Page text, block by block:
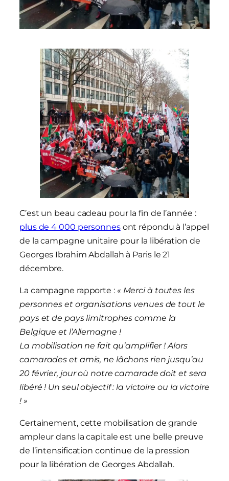
C’est un beau cadeau pour la fin de l’année :
plus de 4 000 personnesont répondu à l’appel
de la campagne unitaire pour la libération de
Georges Ibrahim Abdallah à Paris le 21
décembre.
La campagne rapporte : « Merci à toutes les
personnes et organisations venues de tout le
pays et de pays limitrophes comme la
Belgique et l’Allemagne !
La mobilisation ne fait qu’amplifier ! Alors
camarades et amis, ne lâchons rien jusqu’au
20 février, jour où notre camarade doit et sera
libéré ! Un seul objectif : la victoire ou la victoire
! »
Certainement, cette mobilisation de grande
ampleur dans la capitale est une belle preuve
de l’intensification continue de la pression
pour la libération de Georges Abdallah.